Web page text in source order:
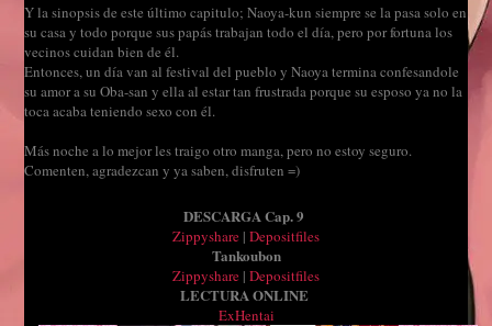
Y la sinopsis de este último capitulo; Naoya-kun siempre se la pasa solo en
su casa y todo porque sus papás trabajan todo el día, pero por fortuna los
vecinos cuidan bien de él.
Entonces, un día van al festival del pueblo y Naoya termina confesandole
su amor a su Oba-san y ella al estar tan frustrada porque su esposo ya no la
toca acaba teniendo sexo con él.
Más noche a lo mejor les traigo otro manga, pero no estoy seguro.
Comenten, agradezcan y ya saben, disfruten =)
DESCARGACap. 9
Zippyshare | Depositfiles
Tankoubon
Zippyshare | Depositfiles
LECTURA ONLINE
ExHentai